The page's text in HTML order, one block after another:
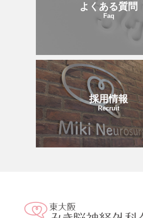
よくある質問
Faq
採用情報
Recruit